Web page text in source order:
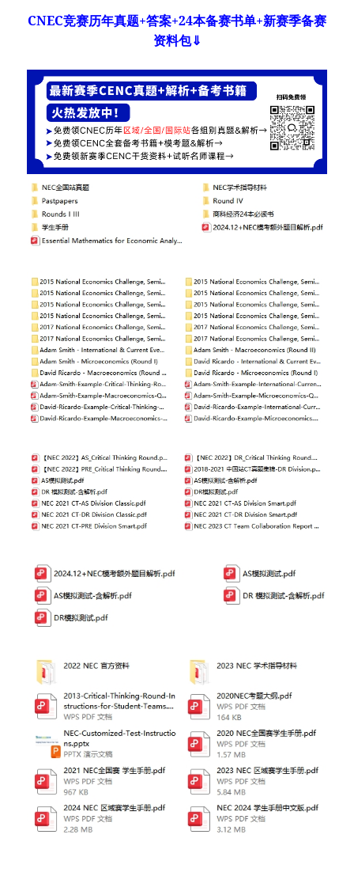
CNEC竞赛历年真题+答案+24本备赛书单+新赛季备赛
资料包⇓